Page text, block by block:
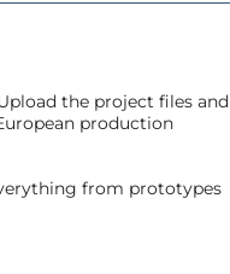
the project files and
production
from prototypes